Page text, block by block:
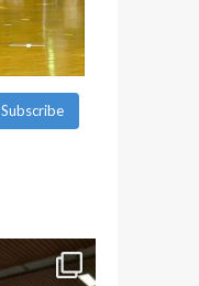
Subscribe